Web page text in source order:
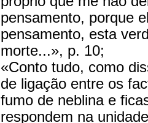
pensamento, porque
pensamento, esta
morte...», p. 10;
«Conto tudo, como
de ligação entre os
fumo de neblina e
respondem na